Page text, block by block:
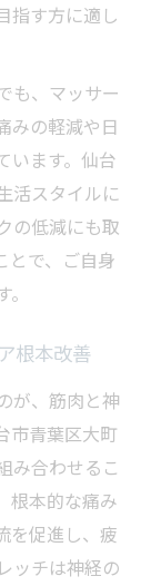
指す方に適し
も、マッサー
みの軽減や日
います。仙台
活スタイルに
の低減にも取
とで、ご自身
根本改善
が、筋肉と神
市青葉区大町
み合わせるこ
根本的な痛み
を促進し、疲
ッチは神経の